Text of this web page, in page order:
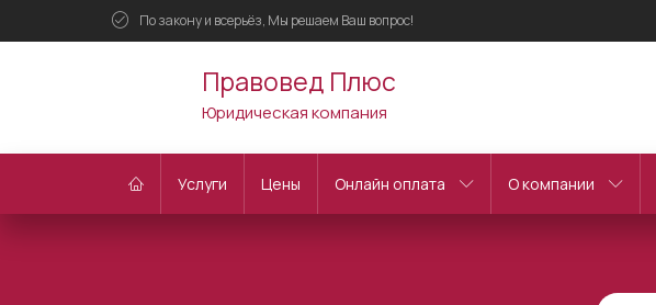
По закону и всерьёз, Мы решаем Ваш вопрос!
Правовед Плюс
Юридическая компания
Услуги Цены Онлайн оплата О компании